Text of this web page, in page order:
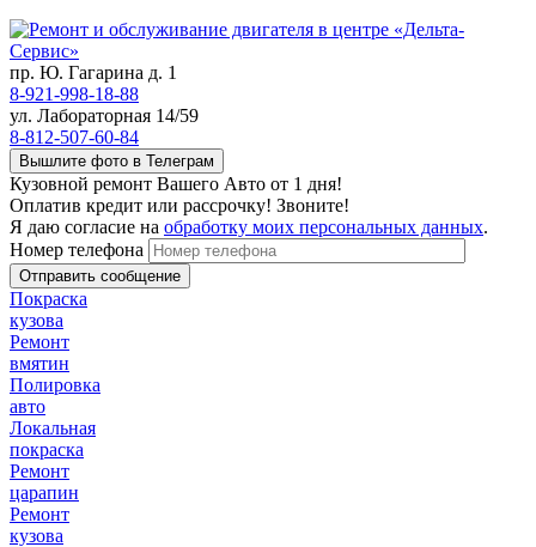
пр. Ю. Гагарина д. 1
8-921-998-18-88
ул. Лабораторная 14/59
8-812-507-60-84
Вышлите фото в Телеграм
Кузовной ремонт Вашего Авто от 1 дня!
Оплатив кредит или рассрочку! Звоните!
Я даю согласие на обработку моих персональных данных.
Номер телефона
Покраска
кузова
Ремонт
вмятин
Полировка
авто
Локальная
покраска
Ремонт
царапин
Ремонт
кузова